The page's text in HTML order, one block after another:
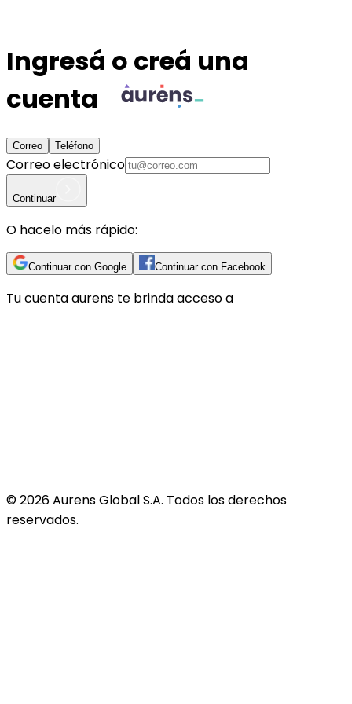
Ingresá o creá una
cuenta
Correo Teléfono
Correo electrónico
Continuar
O hacelo más rápido:
Continuar con Google Continuar con Facebook
Tu cuentaaurens te brinda acceso a
©2026Aurens Global S.A. Todos los derechos
reservados.